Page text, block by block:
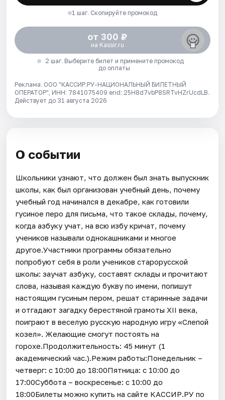
1 шаг. Скопируйте промокод
от 300 ₽
на Kassir.ru
2 шаг. Выберите билет и примените промокод
до оплаты
Реклама. ООО "КАССИР.РУ-НАЦИОНАЛЬНЫЙ БИЛЕТНЫЙ
ОПЕРАТОР", ИНН: 7841075409 erid: 25H8d7vbP8SRTvHZrUcdLB.
Действует до 31 августа 2026
О событии
Школьники узнают, что должен был знать выпускник
школы, как был организован учебный день, почему
учебный год начинался в декабре, как готовили
гусиное перо для письма, что такое склады, почему,
когда азбуку учат, на всю избу кричат, почему
учеников называли однокашниками и многое
другое.Участники программы обязательно
попробуют себя в роли учеников старорусской
школы: заучат азбуку, составят склады и прочитают
слова, называя каждую букву по имени, попишут
настоящим гусиным пером, решат старинные задачи
и отгадают загадку берестяной грамоты XII века,
поиграют в веселую русскую народную игру «Слепой
козел». Желающие смогут постоять на
горохе.Продолжительность: 45 минут (1
академический час.).Режим работы:Понедельник –
четверг: с 10:00 до 18:00Пятница: с 10:00 до
17:00Суббота – воскресенье: с 10:00 до
18:00Билеты можно купить на сайте КАССИР.РУ по